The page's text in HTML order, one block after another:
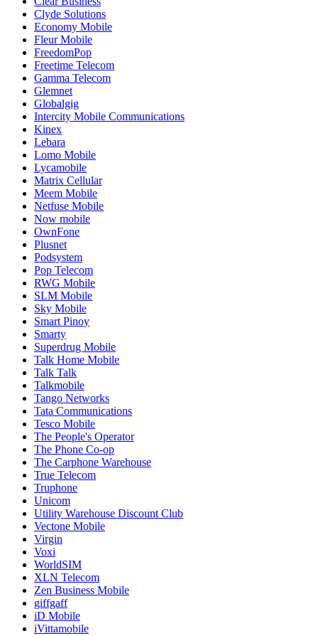
Clyde Solutions
Economy Mobile
Fleur Mobile
FreedomPop
Freetime Telecom
Gamma Telecom
Glemnet
Globalgig
Intercity Mobile Communications
Kinex
Lebara
Lomo Mobile
Lycamobile
Matrix Cellular
Meem Mobile
Netfuse Mobile
Now mobile
OwnFone
Plusnet
Podsystem
Pop Telecom
RWG Mobile
SLM Mobile
Sky Mobile
Smart Pinoy
Smarty
Superdrug Mobile
Talk Home Mobile
Talk Talk
Talkmobile
Tango Networks
Tata Communications
Tesco Mobile
The People's Operator
The Phone Co-op
The Carphone Warehouse
True Telecom
Truphone
Unicom
Utility Warehouse Discount Club
Vectone Mobile
Virgin
Voxi
WorldSIM
XLN Telecom
Zen Business Mobile
giffgaff
iD Mobile
iVittamobile